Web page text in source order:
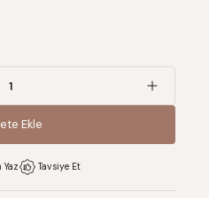
Ekle
Ekle
Yaz Tavsiye Et